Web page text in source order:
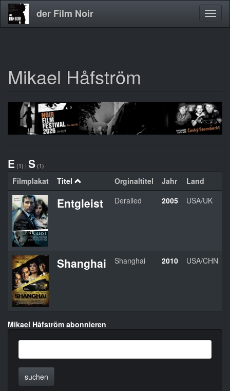
Direkt
zum
der Film Noir
Mikael Håfström
E (1) | S (1)
Filmplakat Titel Orginaltitel Jahr Land
Entgleist Derailed 2005 USA/UK
Shanghai Shanghai 2010 USA/CHN
Mikael Håfström abonnieren
suchen